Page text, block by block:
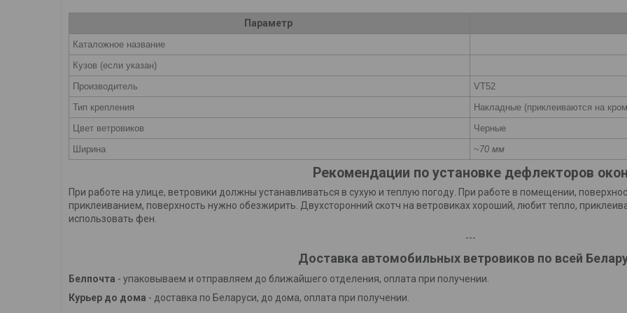
Параметр
Каталожное название
Кузов (если указан)
Производитель
VT52
Тип крепления
Накладные (приклеиваются на
Цвет ветровиков
Черные
Ширина
~70 мм
Рекомендации по установке дефлекторов
При работе на улице, ветровики должны устанавливаться в сухую и теплую погоду. При работе в помещении,
приклеиванием, поверхность нужно обезжирить. Двухсторонний скотч на ветровиках хороший, любит тепло,
использовать фен.
---
Доставка автомобильных ветровиков по всей
Белпочта - упаковываем и отправляем до ближайшего отделения, оплата при получении.
Курьер до дома - доставка по Беларуси, до дома, оплата при получении.